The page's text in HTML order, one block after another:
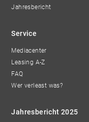
Jahresbericht
Service
Mediacenter
Leasing A-Z
FAQ
Wer verleast was?
Jahresbericht 2025